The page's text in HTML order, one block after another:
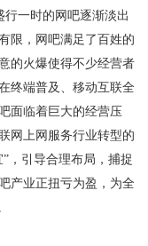
一时的网吧逐渐淡出
限，网吧满足了百姓的
的火爆使得不少经营者
终端普及、移动互联全
面临着巨大的经营压
网上网服务行业转型的
，引导合理布局，捕捉
产业正扭亏为盈，为全